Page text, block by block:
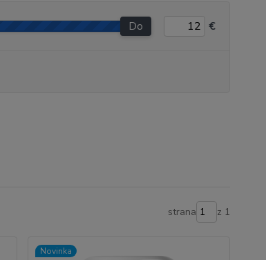
Do €
strana z 1
Novinka